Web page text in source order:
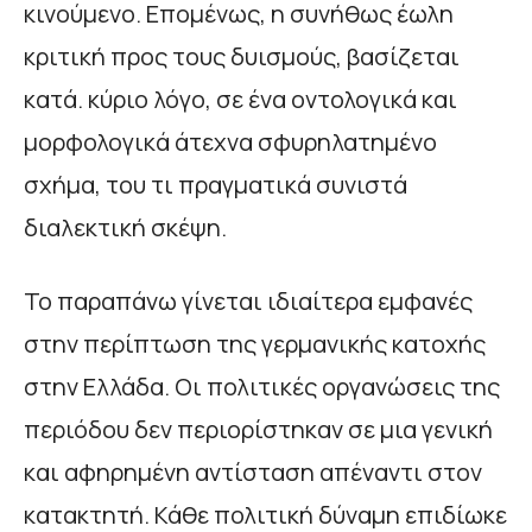
κινούμενο. Επομένως, η συνήθως έωλη
κριτική προς τους δυισμούς, βασίζεται
κατά. κύριο λόγο, σε ένα οντολογικά και
μορφολογικά άτεχνα σφυρηλατημένο
σχήμα, του τι πραγματικά συνιστά
διαλεκτική σκέψη.
Το παραπάνω γίνεται ιδιαίτερα εμφανές
στην περίπτωση της γερμανικής κατοχής
στην Ελλάδα. Οι πολιτικές οργανώσεις της
περιόδου δεν περιορίστηκαν σε μια γενική
και αφηρημένη αντίσταση απέναντι στον
κατακτητή. Κάθε πολιτική δύναμη επιδίωκε